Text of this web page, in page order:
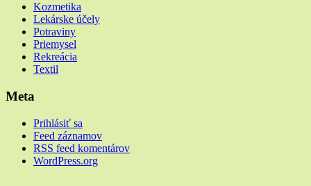
Kozmetika
Lekárske účely
Potraviny
Priemysel
Rekreácia
Textil
Meta
Prihlásiť sa
Feed záznamov
RSS feed komentárov
WordPress.org